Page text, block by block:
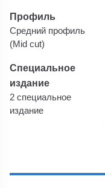
Профиль
Средний профиль
(Mid cut)
Специальное
издание
2 специальное
издание